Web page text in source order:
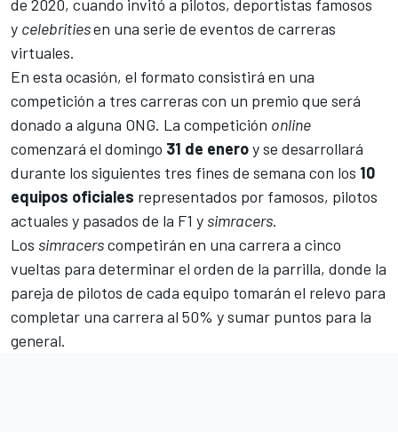
de 2020, cuando invitó a pilotos, deportistas famosos
y celebritiesen una serie de eventos de carreras
virtuales.
En esta ocasión, el formato consistirá en una
competición a tres carreras con un premio que será
donado a alguna ONG. La competición online
comenzará el domingo 31 de eneroy se desarrollará
durante los siguientes tres fines de semana con los 10
equipos oficiales representados por famosos, pilotos
actuales y pasados de la F1 y simracers.
Los simracerscompetirán en una carrera a cinco
vueltas para determinar el orden de la parrilla, donde la
pareja de pilotos de cada equipo tomarán el relevo para
completar una carrera al 50% y sumar puntos para la
general.